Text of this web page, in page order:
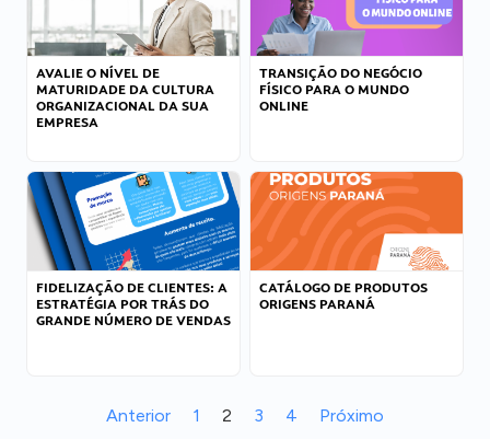
AVALIE O NÍVEL DE
MATURIDADE DA CULTURA
ORGANIZACIONAL DA SUA
EMPRESA
TRANSIÇÃO DO NEGÓCIO
FÍSICO PARA O MUNDO
ONLINE
FIDELIZAÇÃO DE CLIENTES: A
ESTRATÉGIA POR TRÁS DO
GRANDE NÚMERO DE VENDAS
CATÁLOGO DE PRODUTOS
ORIGENS PARANÁ
Anterior 1 2 3 4 Próximo